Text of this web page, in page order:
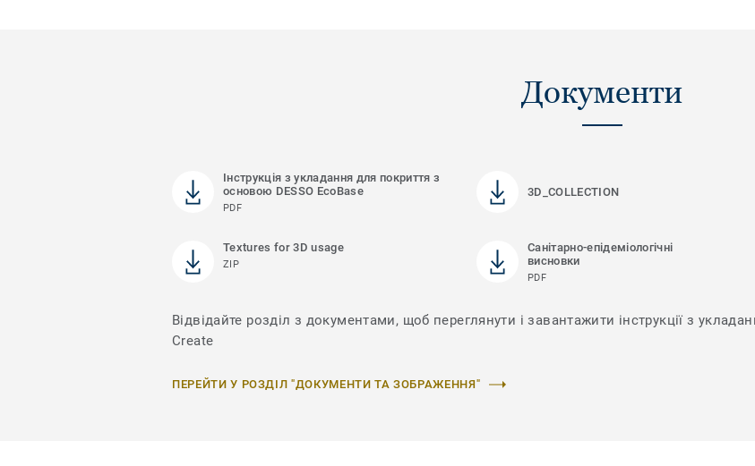
Документи
Інструкція з укладання для покриття з
основою DESSO EcoBase
PDF
3D_COLLECTION
Textures for 3D usage
ZIP
Санітарно-епідеміологічні
висновки
PDF
Відвідайте розділ з документами, щоб переглянути і завантажити інструкції з
Create
ПЕРЕЙТИ У РОЗДІЛ "ДОКУМЕНТИ ТА ЗОБРАЖЕННЯ"